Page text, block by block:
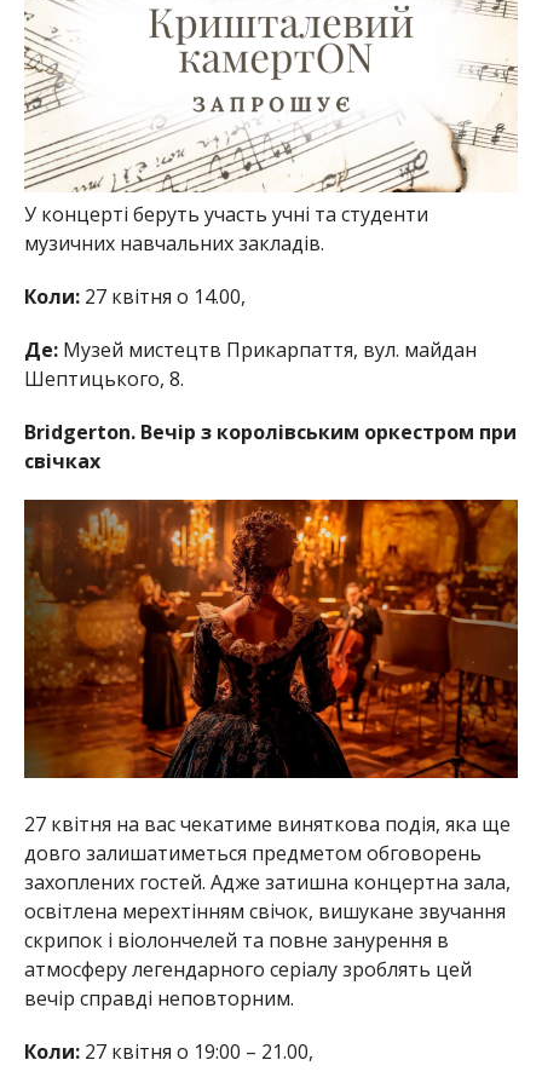
У концерті беруть участь учні та студенти
музичних навчальних закладів.
Коли:27 квітня о 14.00,
Де:Музей мистецтв Прикарпаття, вул. майдан
Шептицького, 8.
Bridgerton. Вечір з королівським оркестром при
свічках
27 квітня на вас чекатиме виняткова подія, яка ще
довго залишатиметься предметом обговорень
захоплених гостей. Адже затишна концертна зала,
освітлена мерехтінням свічок, вишукане звучання
скрипок і віолончелей та повне занурення в
атмосферу легендарного серіалу зроблять цей
вечір справді неповторним.
Коли:27 квітня о 19:00 – 21.00,